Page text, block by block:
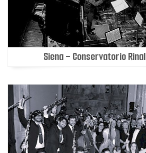
Siena - Conservatorio